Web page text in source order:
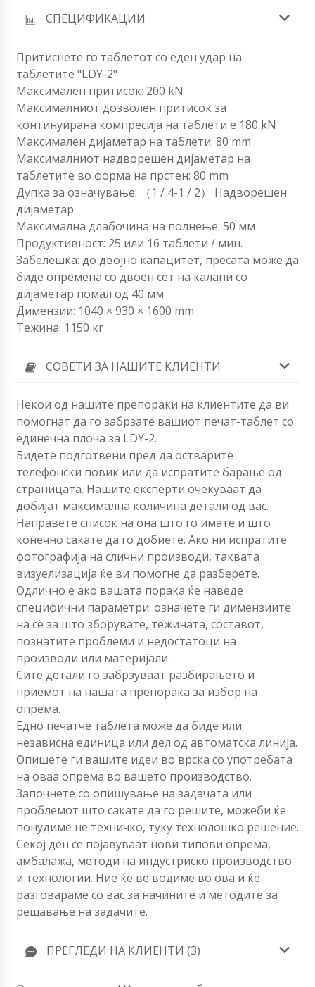
СПЕЦИФИКАЦИИ
Притиснете го таблетот со еден удар на
таблетите "LDY-2"
Максимален притисок: 200 kN
Максималниот дозволен притисок за
континуирана компресија на таблети е 180 kN
Максимален дијаметар на таблети: 80 mm
Максималниот надворешен дијаметар на
таблетите во форма на прстен: 80 mm
Дупка за означување: （1 / 4-1 / 2） Надворешен
дијаметар
Максимална длабочина на полнење: 50 мм
Продуктивност: 25 или 16 таблети / мин.
Забелешка: до двојно капацитет, пресата може да
биде опремена со двоен сет на калапи со
дијаметар помал од 40 мм
Димензии: 1040 × 930 × 1600 mm
Тежина: 1150 кг
СОВЕТИ ЗА НАШИТЕ КЛИЕНТИ
Некои од нашите препораки на клиентите да ви
помогнат да го забрзате вашиот печат-таблет со
единечна плоча за LDY-2.
Бидете подготвени пред да остварите
телефонски повик или да испратите барање од
страницата. Нашите експерти очекуваат да
добијат максимална количина детали од вас.
Направете список на она што го имате и што
конечно сакате да го добиете. Ако ни испратите
фотографија на слични производи, таквата
визуелизација ќе ви помогне да разберете.
Одлично е ако вашата порака ќе наведе
специфични параметри: означете ги димензиите
на сè за што зборувате, тежината, составот,
познатите проблеми и недостатоци на
производи или материјали.
Сите детали го забрзуваат разбирањето и
приемот на нашата препорака за избор на
опрема.
Едно печатче таблета може да биде или
независна единица или дел од автоматска линија.
Опишете ги вашите идеи во врска со употребата
на оваа опрема во вашето производство.
Започнете со опишување на задачата или
проблемот што сакате да го решите, можеби ќе
понудиме не техничко, туку технолошко решение.
Секој ден се појавуваат нови типови опрема,
амбалажа, методи на индустриско производство
и технологии. Ние ќе ве водиме во ова и ќе
разговараме со вас за начините и методите за
решавање на задачите.
ПРЕГЛЕДИ НА КЛИЕНТИ (3)